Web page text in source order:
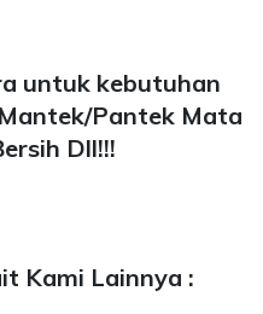
untuk kebutuhan
Pantek Mata
Dll!!!
Kami Lainnya :